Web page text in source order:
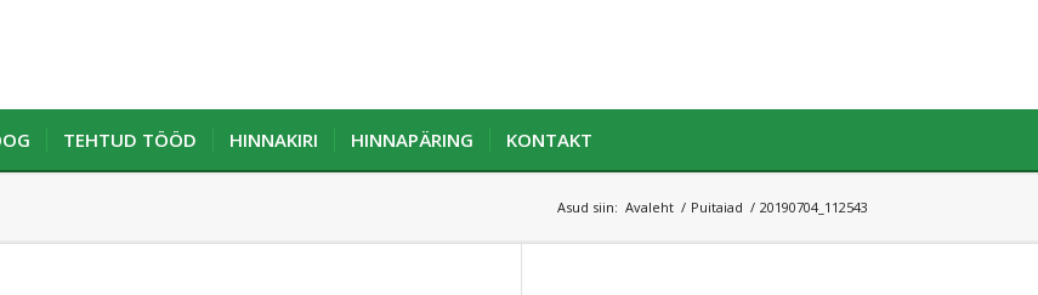
TEHTUD TÖÖD HINNAKIRI HINNAPÄRING KONTAKT
Asud siin: Avaleht / Puitaiad / 20190704_112543